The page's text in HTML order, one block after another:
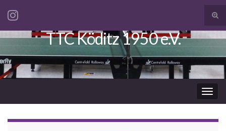
Search for:
TTC Köditz 1950 e.V.